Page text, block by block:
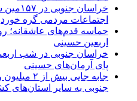
خراسان
اجتماعات مردمی گره خورد
حماسه قدم‌های عاشقانه؛
اربعین حسینی
پای آرمان‌های حسینی
جنوبی به سایر استان‌های